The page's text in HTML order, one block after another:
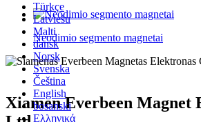
Türkçe
Latviešu
Malti
dansk
Norsk
Svenska
Čeština
English
bosanski
Ελληνικά
Neodimio segmento magnetai
Xiamen Everbeen Magnet